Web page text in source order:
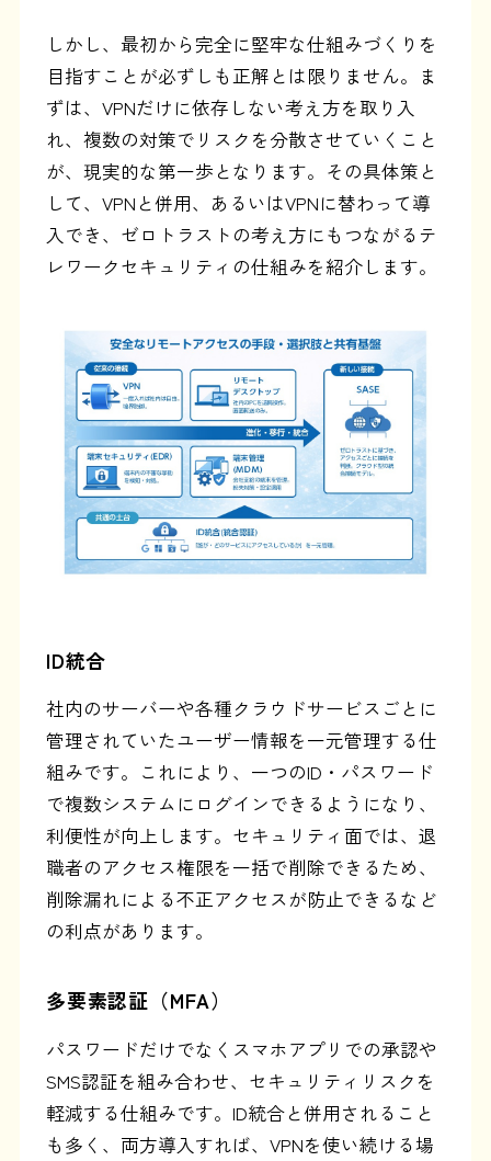
しかし、最初から完全に堅牢な仕組みづくりを
目指すことが必ずしも正解とは限りません。ま
ずは、VPNだけに依存しない考え方を取り入
れ、複数の対策でリスクを分散させていくこと
が、現実的な第一歩となります。その具体策と
して、VPNと併用、あるいはVPNに替わって導
入でき、ゼロトラストの考え方にもつながるテ
レワークセキュリティの仕組みを紹介します。
ID統合
社内のサーバーや各種クラウドサービスごとに
管理されていたユーザー情報を一元管理する仕
組みです。これにより、一つのID・パスワード
で複数システムにログインできるようになり、
利便性が向上します。セキュリティ面では、退
職者のアクセス権限を一括で削除できるため、
削除漏れによる不正アクセスが防止できるなど
の利点があります。
多要素認証（MFA）
パスワードだけでなくスマホアプリでの承認や
SMS認証を組み合わせ、セキュリティリスクを
軽減する仕組みです。ID統合と併用されること
も多く、両方導入すれば、VPNを使い続ける場